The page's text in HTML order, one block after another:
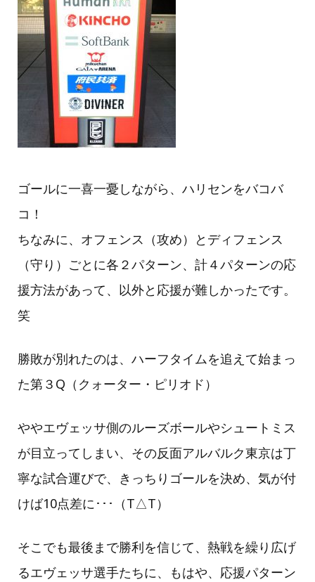
ゴールに一喜一憂しながら、ハリセンをバコバ
コ！
ちなみに、オフェンス（攻め）とディフェンス
（守り）ごとに各２パターン、計４パターンの応
援方法があって、以外と応援が難しかったです。
笑
勝敗が別れたのは、ハーフタイムを追えて始まっ
た第３Q（クォーター・ピリオド）
ややエヴェッサ側のルーズボールやシュートミス
が目立ってしまい、その反面アルバルク東京は丁
寧な試合運びで、きっちりゴールを決め、気が付
けば10点差に･･･（T△T）
そこでも最後まで勝利を信じて、熱戦を繰り広げ
るエヴェッサ選手たちに、もはや、応援パターン